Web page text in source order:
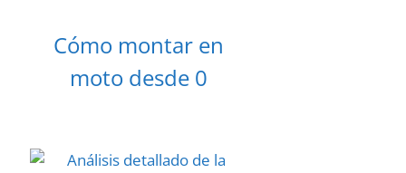
Cómo montar en
moto desde 0